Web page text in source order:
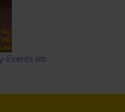
Events im